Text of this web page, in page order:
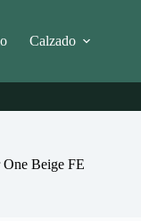
Calzado
Beige FE